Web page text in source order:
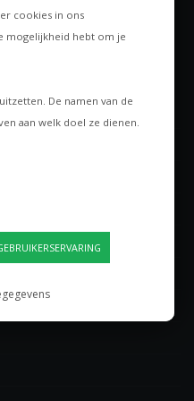
cookies in ons
mogelijkheid hebt om je
De namen van de
aan welk doel ze dienen.
exclusieve aanbiedingen
afmelden.